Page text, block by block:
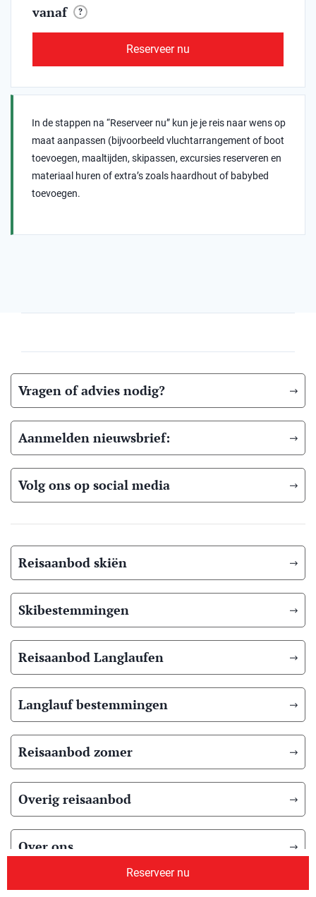
vanaf ?
Reserveer nu
In de stappen na “Reserveer nu” kun je je reis naar wens op
maat aanpassen (bijvoorbeeld vluchtarrangement of boot
toevoegen, maaltijden, skipassen, excursies reserveren en
materiaal huren of extra’s zoals haardhout of babybed
toevoegen.
Reserveer nu
Vragen of advies nodig?
Aanmelden nieuwsbrief:
Volg ons op social media
Reisaanbod skiën
Skibestemmingen
Reisaanbod Langlaufen
Langlauf bestemmingen
Reisaanbod zomer
Overig reisaanbod
Over ons